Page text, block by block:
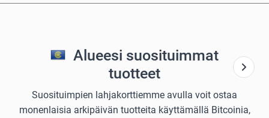
Alueesi suosituimmat
tuotteet
Suosituimpien lahjakorttiemme avulla voit ostaa
monenlaisia arkipäivän tuotteita käyttämällä Bitcoinia,